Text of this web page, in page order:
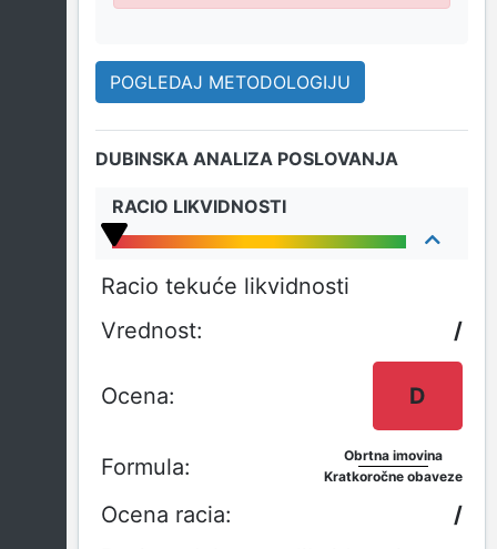
POGLEDAJ METODOLOGIJU
DUBINSKA ANALIZA POSLOVANJA
RACIO LIKVIDNOSTI
Racio tekuće likvidnosti
/
D
Obrtna imovina
Kratkoročne obaveze
/